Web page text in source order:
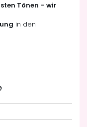
Tönen – wir
in den